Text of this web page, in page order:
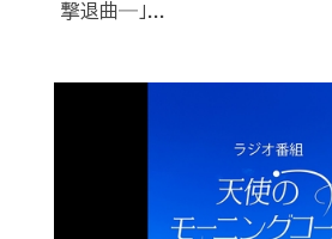
撃退曲―」...